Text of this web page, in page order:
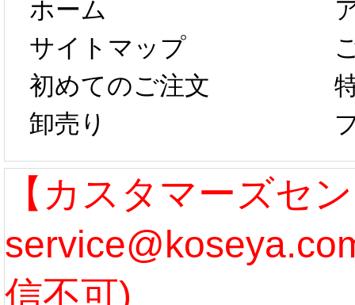
は、2月25日か
らコスプレ制
作、発送予定と
なります。 ...
[more]
字半
第二
たし
ル期
まで
ホーム
サイトマップ
初めてのご注文
卸売り
【カスタマーズセ
信不可)